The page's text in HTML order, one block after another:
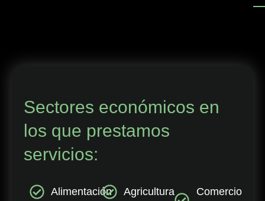
Sectores económicos en
los que prestamos
servicios:
Alimentación Agricultura
Comercio